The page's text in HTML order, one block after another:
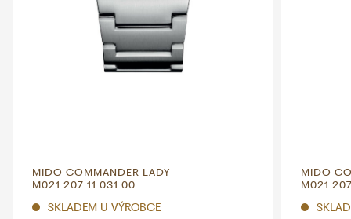
MIDO COMMANDER LADY
M021.207.11.031.00
SKLADEM U VÝROBCE
MIDO